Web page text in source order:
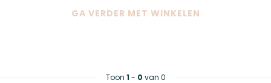
GA VERDER MET WINKELEN
Toon 1 - 0 van 0